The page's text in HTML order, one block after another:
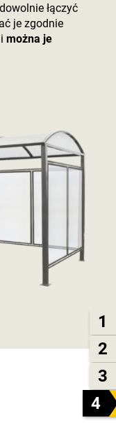
1
2
3
4
łączyć
je zgodnie
można je